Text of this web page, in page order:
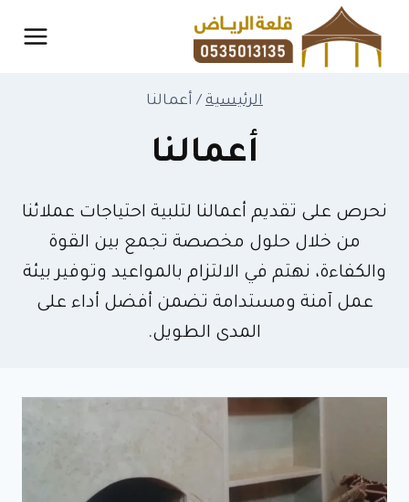
الرئيسية / أعمالنا
أعمالنا
نحرص على تقديم أعمالنا لتلبية احتياجات عملائنا
من خلال حلول مخصصة تجمع بين القوة
والكفاءة، نهتم في الالتزام بالمواعيد وتوفير بيئة
عمل آمنة ومستدامة تضمن أفضل أداء على
المدى الطويل.